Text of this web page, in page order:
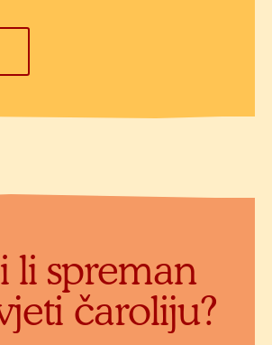
li spreman
čaroliju?